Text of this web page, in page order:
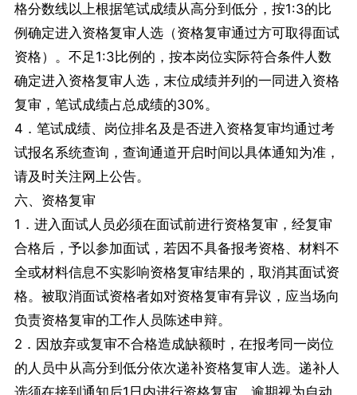
格分数线以上根据笔试成绩从高分到低分，按1:3的比
例确定进入资格复审人选（资格复审通过方可取得面试
资格）。不足1:3比例的，按本岗位实际符合条件人数
确定进入资格复审人选，末位成绩并列的一同进入资格
复审，笔试成绩占总成绩的30%。
4．笔试成绩、岗位排名及是否进入资格复审均通过考
试报名系统查询，查询通道开启时间以具体通知为准，
请及时关注网上公告。
六、资格复审
1．进入面试人员必须在面试前进行资格复审，经复审
合格后，予以参加面试，若因不具备报考资格、材料不
全或材料信息不实影响资格复审结果的，取消其面试资
格。被取消面试资格者如对资格复审有异议，应当场向
负责资格复审的工作人员陈述申辩。
2．因放弃或复审不合格造成缺额时，在报考同一岗位
的人员中从高分到低分依次递补资格复审人选。递补人